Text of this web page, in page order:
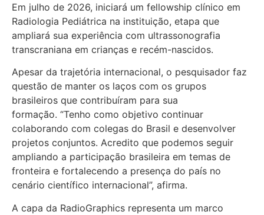
Em julho de 2026, iniciará um fellowship clínico em
Radiologia Pediátrica na instituição, etapa que
ampliará sua experiência com ultrassonografia
transcraniana em crianças e recém-nascidos.
Apesar da trajetória internacional, o pesquisador faz
questão de manter os laços com os grupos
brasileiros que contribuíram para sua
formação. “Tenho como objetivo continuar
colaborando com colegas do Brasil e desenvolver
projetos conjuntos. Acredito que podemos seguir
ampliando a participação brasileira em temas de
fronteira e fortalecendo a presença do país no
cenário científico internacional”, afirma.
A capa da RadioGraphics representa um marco